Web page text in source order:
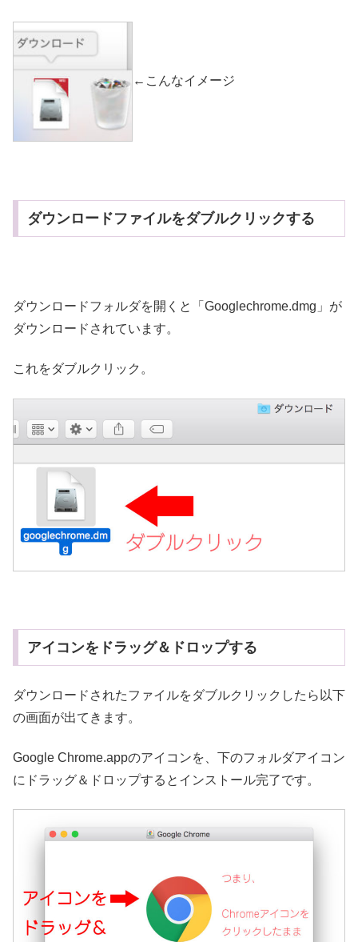
←こんなイメージ
ダウンロードファイルをダブルクリックする
ダウンロードフォルダを開くと「Googlechrome.dmg」が
ダウンロードされています。
これをダブルクリック。
アイコンをドラッグ＆ドロップする
ダウンロードされたファイルをダブルクリックしたら以下
の画面が出てきます。
Google Chrome.appのアイコンを、下のフォルダアイコン
にドラッグ＆ドロップするとインストール完了です。